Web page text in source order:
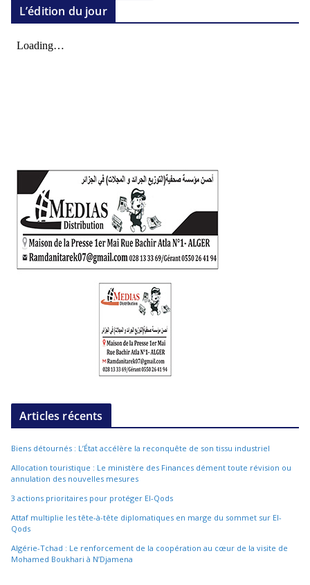
L’édition du jour
Articles récents
Biens détournés : L’État accélère la reconquête de son tissu industriel
Allocation touristique : Le ministère des Finances dément toute révision ou
annulation des nouvelles mesures
3 actions prioritaires pour protéger El-Qods
Attaf multiplie les tête-à-tête diplomatiques en marge du sommet sur El-
Qods
Algérie-Tchad : Le renforcement de la coopération au cœur de la visite de
Mohamed Boukhari à N’Djamena